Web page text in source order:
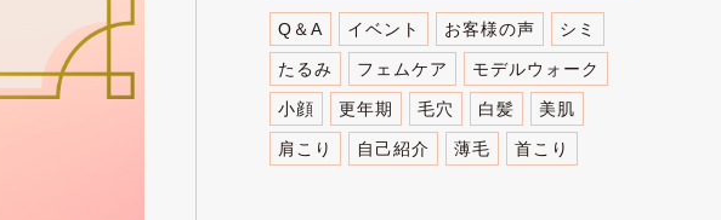
Q＆A イベント お客様の声 シミ
たるみ フェムケア モデルウォーク
小顔 更年期 毛穴 白髪 美肌
肩こり 自己紹介 薄毛 首こり